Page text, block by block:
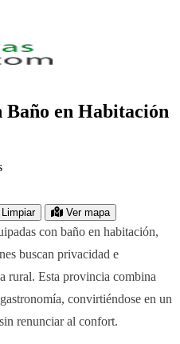
Baño en Habitación
para ir a su página
Limpiar Ver mapa
con baño en habitación,
buscan privacidad e
rural. Esta provincia combina
convirtiéndose en un
renunciar al confort.